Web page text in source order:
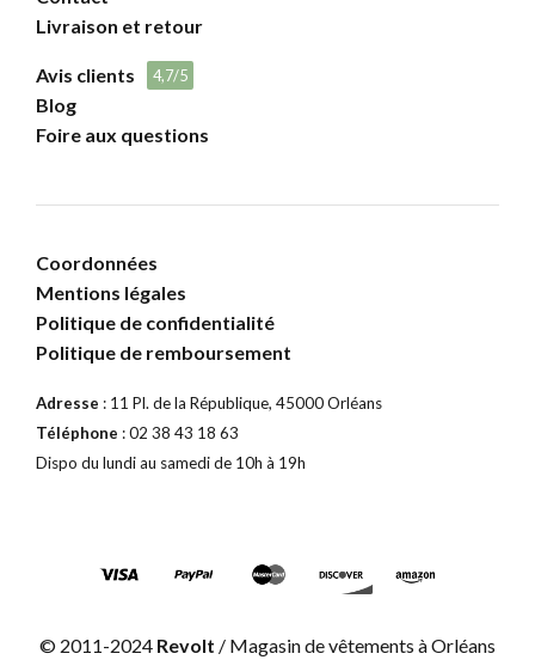
Livraison et retour
Avis clients 4,7/5
Blog
Foire aux questions
Coordonnées
Mentions légales
Politique de confidentialité
Politique de remboursement
Adresse : 11 Pl. de la République, 45000 Orléans
Téléphone : 02 38 43 18 63
Dispo du lundi au samedi de 10h à 19h
© 2011-2024 Revolt / Magasin de vêtements à Orléans